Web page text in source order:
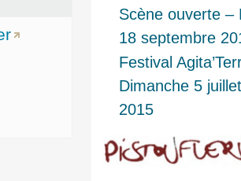
Scène ouverte –
18 septembre
Festival
Dimanche 5 juillet
2015